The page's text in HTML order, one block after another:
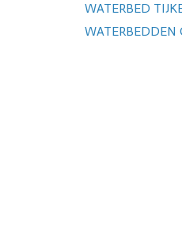
WATERBED
WATERBEDDEN